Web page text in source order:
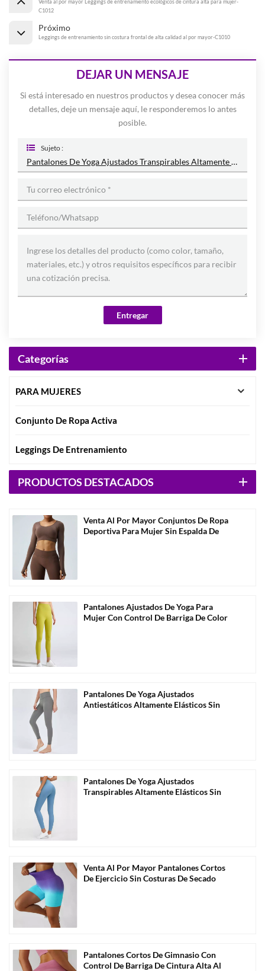
Venta al por mayor Leggings de entrenamiento ecológicos de cintura alta para mujer-
C1012
Próximo
Leggings de entrenamiento sin costura frontal de alta calidad al por mayor-C1010
DEJAR UN MENSAJE
Si está interesado en nuestros productos y desea conocer más
detalles, deje un mensaje aquí, le responderemos lo antes
posible.
Sujeto :
Pantalones De Yoga Ajustados Transpirables Altamente Elásticos Sin Costuras Al Por Mayor-C1011
Entregar
Categorías
PARA MUJERES
Conjunto De Ropa Activa
Leggings De Entrenamiento
PRODUCTOS DESTACADOS
Venta Al Por Mayor Conjuntos De Ropa
Deportiva Para Mujer Sin Espalda De
Pantalones Ajustados De Yoga Para
Mujer Con Control De Barriga De Color
Pantalones De Yoga Ajustados
Antiestáticos Altamente Elásticos Sin
Pantalones De Yoga Ajustados
Transpirables Altamente Elásticos Sin
Venta Al Por Mayor Pantalones Cortos
De Ejercicio Sin Costuras De Secado
Pantalones Cortos De Gimnasio Con
Control De Barriga De Cintura Alta Al